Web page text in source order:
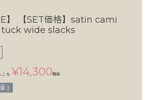
】
【SET価格】satin cami
wide slacks
ころ ¥14,300税込
]